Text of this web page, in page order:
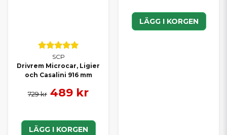
SCP
Drivrem Microcar, Ligier
och Casalini 916 mm
729 kr 489 kr
LÄGG I KORGEN
LÄGG I KORGEN